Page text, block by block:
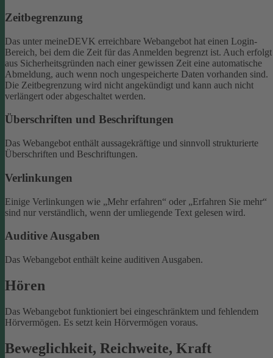
Zeitbegrenzung
Das unter meineDEVK erreichbare Webangebot hat einen Login-
Bereich, bei dem die Zeit für das Anmelden begrenzt ist. Auch erfolgt
aus Sicherheitsgründen nach einer gewissen Zeit eine automatische
Abmeldung, auch wenn noch ungespeicherte Daten vorhanden sind.
Die Zeitbegrenzung wird nicht angekündigt und kann auch nicht
verlängert oder abgeschaltet werden.
Überschriften und Beschriftungen
Das Webangebot enthält aussagekräftige und sinnvoll strukturierte
Überschriften und Beschriftungen.
Verlinkungen
Einige Verlinkungen wie „Mehr erfahren“ oder „Erfahren Sie mehr“
sind nur verständlich, wenn der umliegende Text gelesen wird.
Auditive Ausgaben
Das Webangebot enthält keine auditiven Ausgaben.
Hören
Das Webangebot funktioniert bei eingeschränktem und fehlendem
Hörvermögen. Es setzt kein Hörvermögen voraus.
Beweglichkeit, Reichweite, Kraft